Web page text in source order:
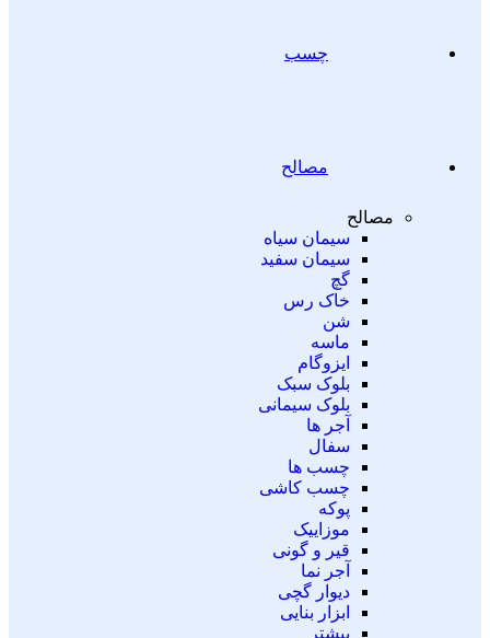
چسب
مصالح
مصالح
سیمان سیاه
سیمان سفید
گچ
خاک رس
شن
ماسه
ایزوگام
بلوک سبک
بلوک سیمانی
آجر ها
سفال
چسب ها
چسب کاشی
پوکه
موزاییک
قیر و گونی
آجر نما
دیوار گچی
ابزار بنایی
بیشتر